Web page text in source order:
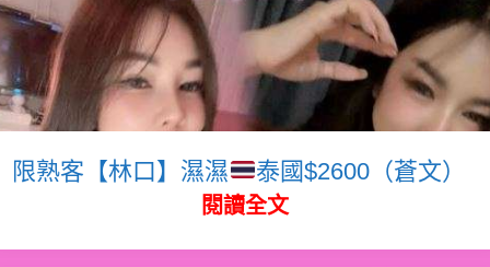
限熟客【林口】濕濕 泰國$2600（蒼文）
閱讀全文